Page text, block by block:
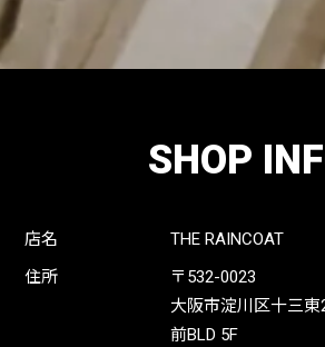
SHOP
店名
THE RAINCOAT
住所
〒532-0023
大阪市淀川区十三
前BLD 5F